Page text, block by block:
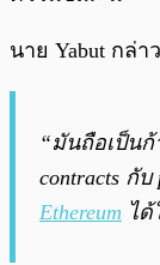
นาย Yabut กล่า
“มันถือเป็นก้
contracts กั
Ethereum ไ